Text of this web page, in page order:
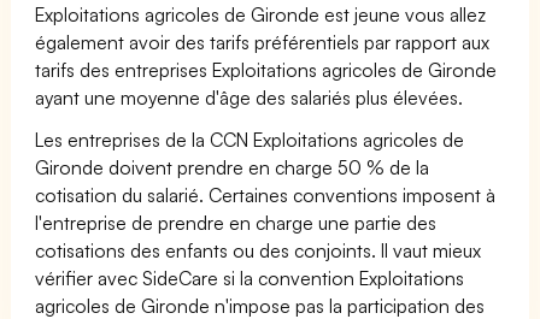
Exploitations agricoles de Gironde est jeune vous allez
également avoir des tarifs préférentiels par rapport aux
tarifs des entreprises Exploitations agricoles de Gironde
ayant une moyenne d'âge des salariés plus élevées.
Les entreprises de la CCN Exploitations agricoles de
Gironde doivent prendre en charge 50 % de la
cotisation du salarié. Certaines conventions imposent à
l'entreprise de prendre en charge une partie des
cotisations des enfants ou des conjoints. Il vaut mieux
vérifier avec SideCare si la convention Exploitations
agricoles de Gironde n'impose pas la participation des